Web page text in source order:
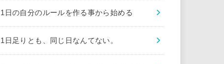
1日の自分のルールを作る事から始める
1日足りとも、同じ日なんてない。